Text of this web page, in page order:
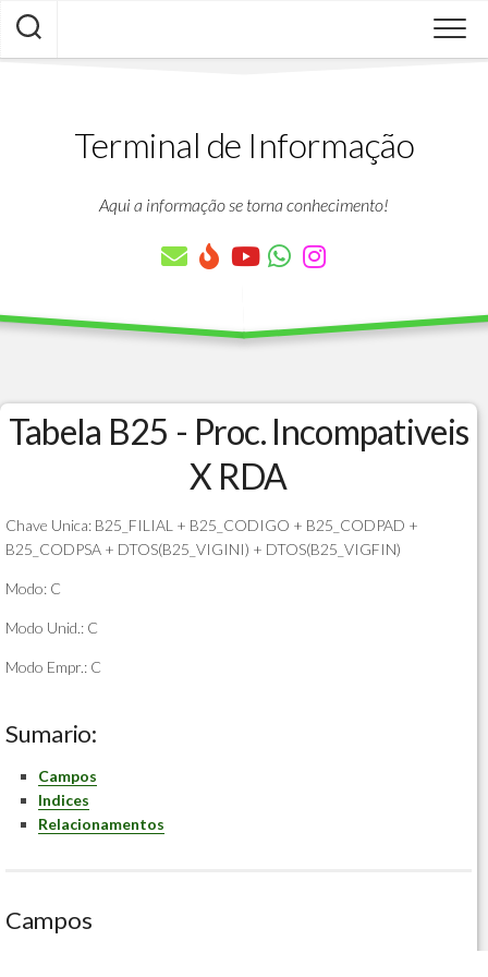
Skip
content
Terminal de Informação
Aqui a informação se torna conhecimento!
Tabela B25 - Proc. Incompativeis
X RDA
Chave Unica: B25_FILIAL + B25_CODIGO + B25_CODPAD +
B25_CODPSA + DTOS(B25_VIGINI) + DTOS(B25_VIGFIN)
Modo: C
Modo Unid.: C
Modo Empr.: C
Sumario:
Campos
Indices
Relacionamentos
Campos